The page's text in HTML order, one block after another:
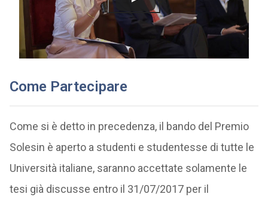
Come Partecipare
Come si è detto in precedenza, il bando del Premio
Solesin è aperto a studenti e studentesse di tutte le
Università italiane, saranno accettate solamente le
tesi già discusse entro il 31/07/2017 per il